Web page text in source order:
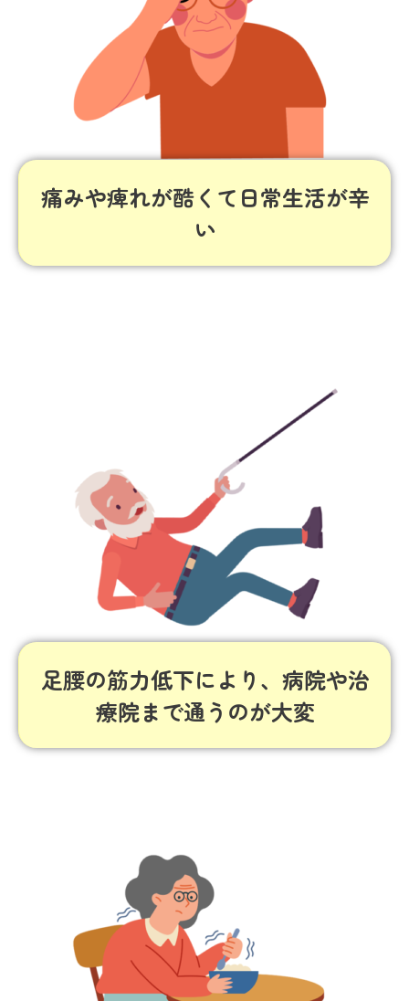
痛みや痺れが酷くて日常生活が辛
い
足腰の筋力低下により、病院や治
療院まで通うのが大変